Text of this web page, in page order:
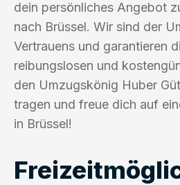
dein persönliches Angebot
nach Brüssel. Wir sind der
Vertrauens und garantieren
reibungslosen und
den Umzugskönig Huber
tragen und freue dich auf
in Brüssel!